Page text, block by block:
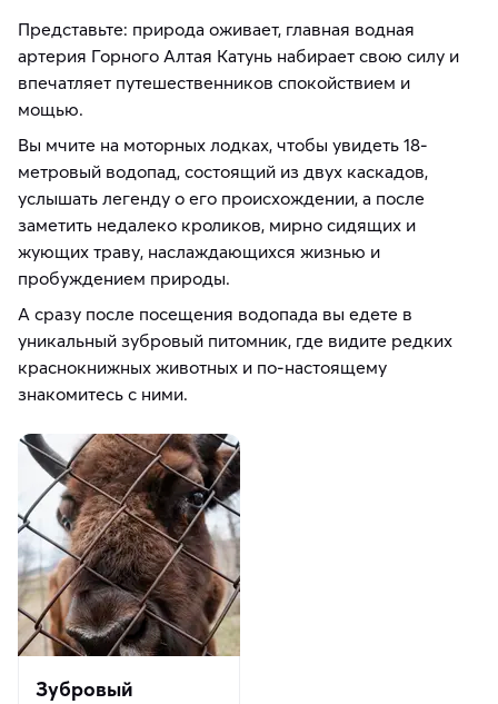
Представьте: природа оживает, главная водная
артерия Горного Алтая Катунь набирает свою силу и
впечатляет путешественников спокойствием и
мощью.
Вы мчите на моторных лодках, чтобы увидеть 18-
метровый водопад, состоящий из двух каскадов,
услышать легенду о его происхождении, а после
заметить недалеко кроликов, мирно сидящих и
жующих траву, наслаждающихся жизнью и
пробуждением природы.
А сразу после посещения водопада вы едете в
уникальный зубровый питомник, где видите редких
краснокнижных животных и по-настоящему
знакомитесь с ними.
Зубровый